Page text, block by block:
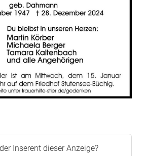
Inserent dieser Anzeige?